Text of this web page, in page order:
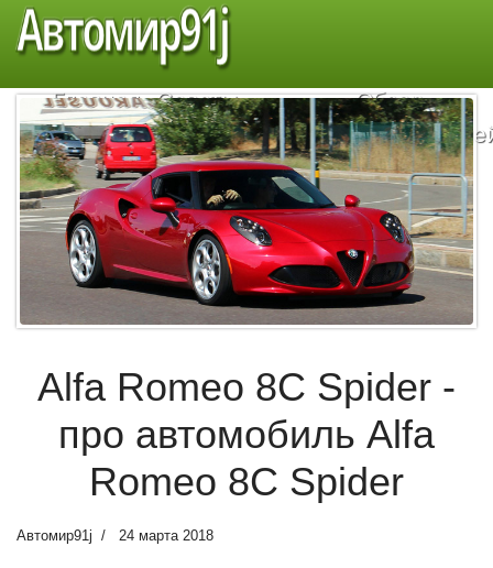
Автомир91j
Главная
Советы
автомобилистам
Обзор
Alfa Romeo 8С Spider -
про автомобиль Alfa
Romeo 8С Spider
Автомир91j 24 марта 2018